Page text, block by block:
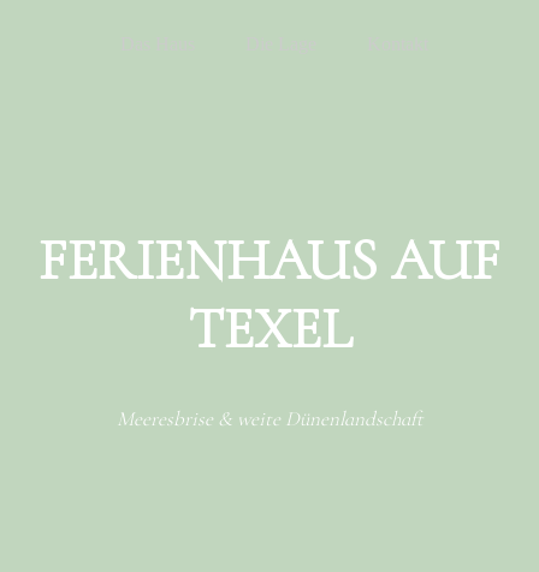
FERIENHAUS AUF
TEXEL
Meeresbrise & weite Dünenlandschaft